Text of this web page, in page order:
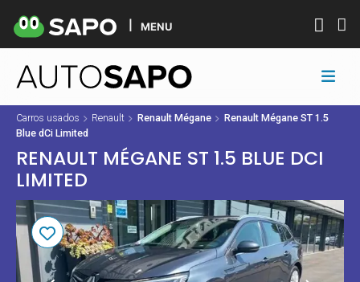
MENU
Carros usados Renault Renault Mégane
Renault Mégane ST 1.5
Blue dCi Limited
RENAULT MÉGANE ST 1.5 BLUE DCI
LIMITED